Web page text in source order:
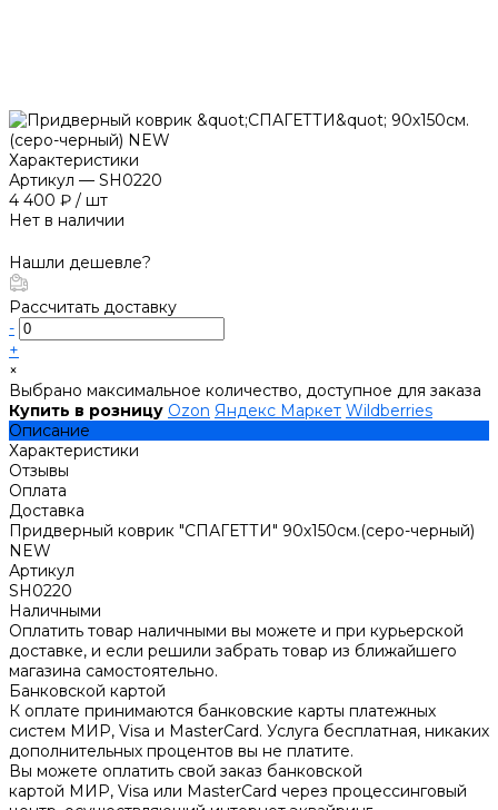
Характеристики
Артикул — SH0220
4 400 ₽ / шт
Нет в наличии
Нашли дешевле?
Рассчитать доставку
-
+
×
Выбрано максимальное количество, доступное для заказа
Купить в розницу Ozon Яндекс Маркет Wildberries
Описание
Характеристики
Отзывы
Оплата
Доставка
Придверный коврик "СПАГЕТТИ" 90х150см.(серо-черный)
NEW
Артикул
SH0220
Наличными
Оплатить товар наличными вы можете и при курьерской
доставке, и если решили забрать товар из ближайшего
магазина самостоятельно.
Банковской картой
К оплате принимаются банковские карты платежных
систем МИР, Visa и MasterCard. Услуга бесплатная, никаких
дополнительных процентов вы не платите.
Вы можете оплатить свой заказ банковской
картой МИР, Visa или MasterCard через процессинговый